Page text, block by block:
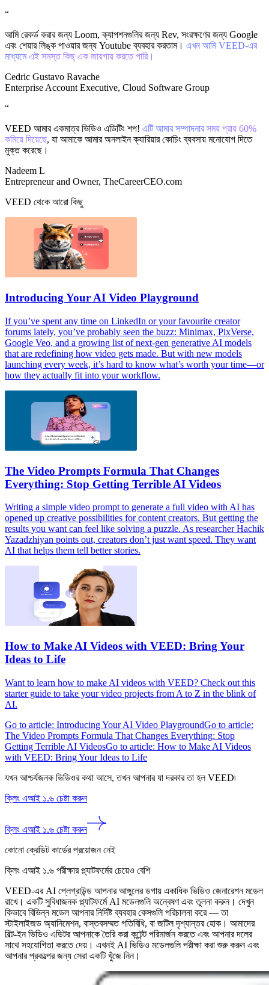
“
আমি রেকর্ড করার জন্য Loom, ক্যাপশনগুলির জন্য Rev, সংরক্ষণের জন্য Google
এবং শেয়ার লিঙ্ক পাওয়ার জন্য Youtube ব্যবহার করতাম। এখন আমি VEED-এর
মাধ্যমে এই সমস্ত কিছু এক জায়গায় করতে পারি।
Cedric Gustavo Ravache
Enterprise Account Executive, Cloud Software Group
“
VEED আমার একমাত্র ভিডিও এডিটিং শপ! এটি আমার সম্পাদনার সময় প্রায় 60%
কমিয়ে দিয়েছে, যা আমাকে আমার অনলাইন ক্যারিয়ার কোচিং ব্যবসায় মনোযোগ দিতে
মুক্ত করেছে।
Nadeem L
Entrepreneur and Owner, TheCareerCEO.com
VEED থেকে আরো কিছু
Introducing Your AI Video Playground
If you’ve spent any time on LinkedIn or your favourite creator
forums lately, you’ve probably seen the buzz: Minimax, PixVerse,
Google Veo, and a growing list of next-gen generative AI models
that are redefining how video gets made. But with new models
launching every week, it’s hard to know what’s worth your time—or
how they actually fit into your workflow.
The Video Prompts Formula That Changes
Everything: Stop Getting Terrible AI Videos
Writing a simple video prompt to generate a full video with AI has
opened up creative possibilities for content creators. ‍But getting the
results you want can feel like solving a puzzle. As researcher Hachik
Yazadzhiyan points out, creators don’t just want speed. They want
AI that helps them tell better stories.‍
How to Make AI Videos with VEED: Bring Your
Ideas to Life
Want to learn how to make AI videos with VEED? Check out this
starter guide to take your video projects from A to Z in the blink of
AI.
Go to article: Introducing Your AI Video PlaygroundGo to article:
The Video Prompts Formula That Changes Everything: Stop
Getting Terrible AI VideosGo to article: How to Make AI Videos
with VEED: Bring Your Ideas to Life
যখন আশ্চর্যজনক ভিডিওর কথা আসে, তখন আপনার যা দরকার তা হল VEED৷
ক্লিং এআই ১.৬ চেষ্টা করুন
ক্লিং এআই ১.৬ চেষ্টা করুন
কোনো ক্রেডিট কার্ডের প্রয়োজন নেই
ক্লিং এআই ১.৬ পরীক্ষার প্ল্যাটফর্মের চেয়েও বেশি
VEED-এর AI প্লেগ্রাউন্ড আপনার আঙ্গুলের ডগায় একাধিক ভিডিও জেনারেশন মডেল
রাখে। একটি সুবিধাজনক প্ল্যাটফর্মে AI মডেলগুলি অন্বেষণ এবং তুলনা করুন। দেখুন
কিভাবে বিভিন্ন মডেল আপনার নির্দিষ্ট ব্যবহার কেসগুলি পরিচালনা করে — তা
স্টাইলাইজড অ্যানিমেশন, বাস্তবসম্মত গতিবিধি, বা জটিল দৃশ্যান্তর হোক। আমাদের
বিল্ট-ইন ভিডিও এডিটর আপনাকে তৈরি করা কন্টেন্ট পরিমার্জন করতে এবং আপনার দলের
সাথে সহযোগিতা করতে দেয়। এখনই AI ভিডিও মডেলগুলি পরীক্ষা করা শুরু করুন এবং
আপনার প্রকল্পের জন্য সেরা একটি খুঁজে নিন।